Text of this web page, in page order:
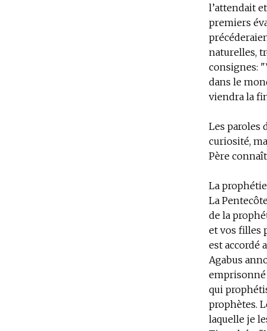
l’attendait
premiers
naturelles,
consignes:
dans le
viendra la
Les paroles
curiosité,
Père
La
La
de la
et vos filles
est accordé
Agabus
emprisonné
qui
prophètes.
laquelle je